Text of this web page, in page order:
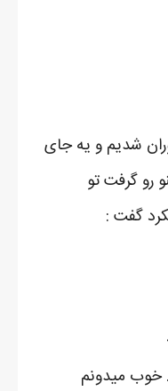
شدیم و یه جای
رو گرفت تو
گفت :
میدونم